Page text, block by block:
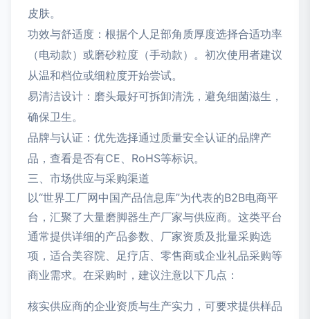
皮肤。
功效与舒适度：根据个人足部角质厚度选择合适功率
（电动款）或磨砂粒度（手动款）。初次使用者建议
从温和档位或细粒度开始尝试。
易清洁设计：磨头最好可拆卸清洗，避免细菌滋生，
确保卫生。
品牌与认证：优先选择通过质量安全认证的品牌产
品，查看是否有CE、RoHS等标识。
三、市场供应与采购渠道
以“世界工厂网中国产品信息库”为代表的B2B电商平
台，汇聚了大量磨脚器生产厂家与供应商。这类平台
通常提供详细的产品参数、厂家资质及批量采购选
项，适合美容院、足疗店、零售商或企业礼品采购等
商业需求。在采购时，建议注意以下几点：
核实供应商的企业资质与生产实力，可要求提供样品